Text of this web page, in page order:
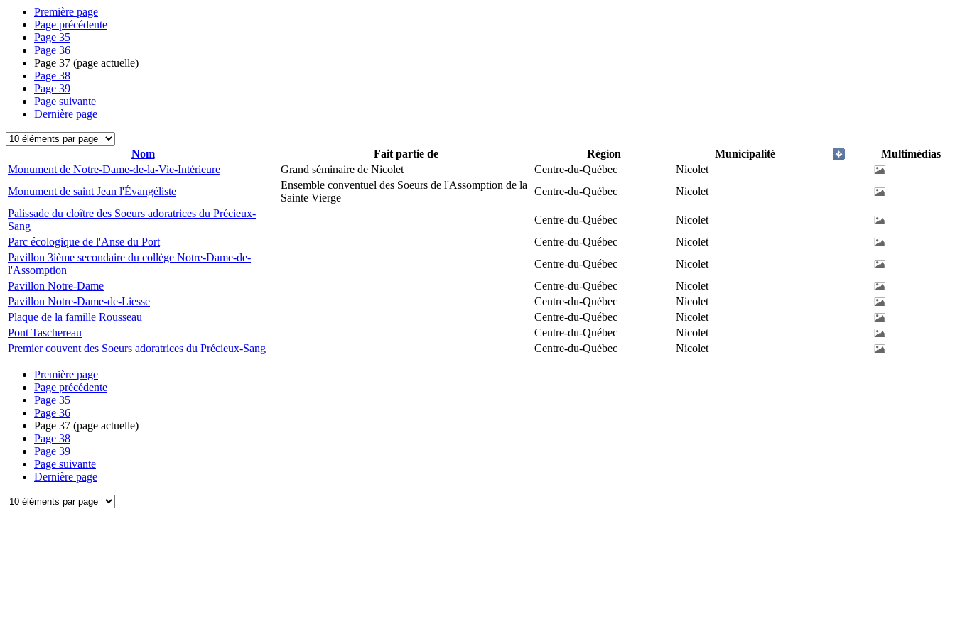
Première page
Page précédente
Page 35
Page 36
Page 37 (page actuelle)
Page 38
Page 39
Page suivante
Dernière page
Nom Fait partie de Région Municipalité
Multimédias
Monument de Notre-Dame-de-la-Vie-Intérieure
Grand séminaire de Nicolet Centre-du-Québec
Nicolet
Monument de saint Jean l'Évangéliste
Ensemble conventuel des Soeurs de l'Assomption de la
Sainte Vierge
Centre-du-Québec
Nicolet
Palissade du cloître des Soeurs adoratrices du Précieux-
Sang
Centre-du-Québec
Nicolet
Parc écologique de l'Anse du Port
Centre-du-Québec
Nicolet
Pavillon 3ième secondaire du collège Notre-Dame-de-
l'Assomption
Centre-du-Québec
Nicolet
Pavillon Notre-Dame
Centre-du-Québec
Nicolet
Pavillon Notre-Dame-de-Liesse
Centre-du-Québec
Nicolet
Plaque de la famille Rousseau
Centre-du-Québec
Nicolet
Pont Taschereau
Centre-du-Québec
Nicolet
Premier couvent des Soeurs adoratrices du Précieux-Sang
Centre-du-Québec Nicolet
Première page
Page précédente
Page 35
Page 36
Page 37 (page actuelle)
Page 38
Page 39
Page suivante
Dernière page